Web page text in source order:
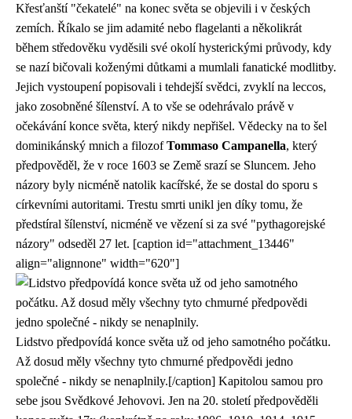
Křesťanští "čekatelé" na konec světa se objevili i v českých
zemích. Říkalo se jim adamité nebo flagelanti a několikrát
během středověku vyděsili své okolí hysterickými průvody, kdy
se nazí bičovali koženými důtkami a mumlali fanatické modlitby.
Jejich vystoupení popisovali i tehdejší svědci, zvyklí na leccos,
jako zosobněné šílenství. A to vše se odehrávalo právě v
očekávání konce světa, který nikdy nepřišel. Vědecky na to šel
dominikánský mnich a filozofTommaso Campanella, který
předpověděl, že v roce 1603 se Země srazí se Sluncem. Jeho
názory byly nicméně natolik kacířské, že se dostal do sporu s
církevními autoritami. Trestu smrti unikl jen díky tomu, že
předstíral šílenství, nicméně ve vězení si za své "pythagorejské
názory" odseděl 27 let. [caption id="attachment_13446"
align="alignnone" width="620"]
Lidstvo předpovídá konce světa už od jeho samotného počátku.
Až dosud měly všechny tyto chmurné předpovědi jedno
společné - nikdy se nenaplnily.[/caption] Kapitolou samou pro
sebe jsou Svědkové Jehovovi. Jen na 20. století předpověděli